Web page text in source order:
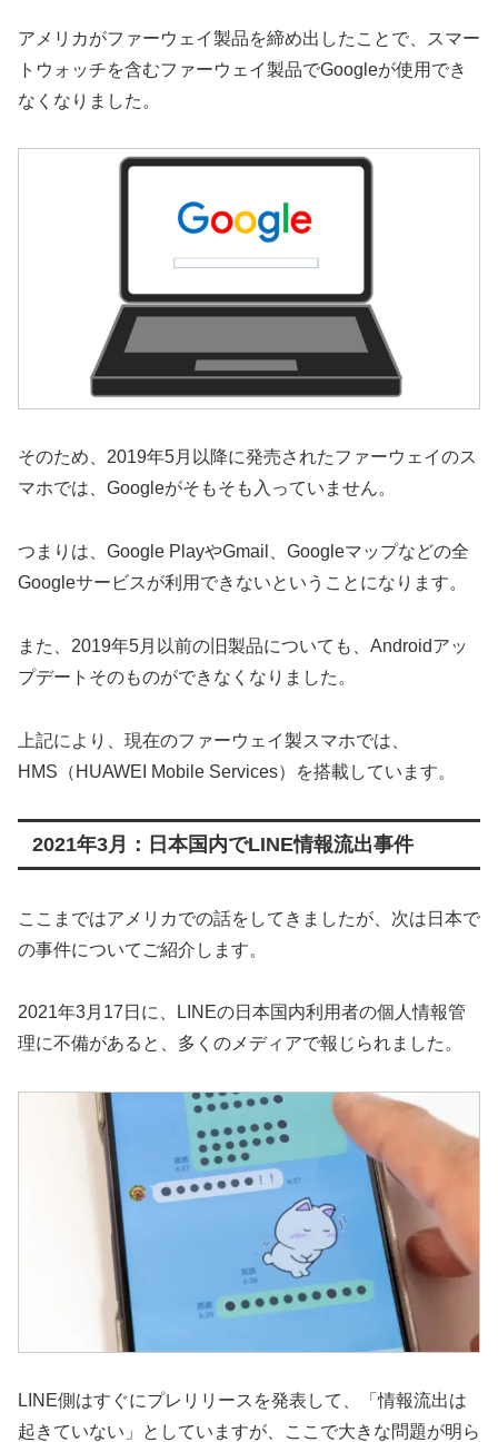
アメリカがファーウェイ製品を締め出したことで、スマー
トウォッチを含むファーウェイ製品でGoogleが使用でき
なくなりました。
そのため、2019年5月以降に発売されたファーウェイのス
マホでは、Googleがそもそも入っていません。
つまりは、Google PlayやGmail、Googleマップなどの全
Googleサービスが利用できないということになります。
また、2019年5月以前の旧製品についても、Androidアッ
プデートそのものができなくなりました。
上記により、現在のファーウェイ製スマホでは、
HMS（HUAWEI Mobile Services）を搭載しています。
2021年3月：日本国内でLINE情報流出事件
ここまではアメリカでの話をしてきましたが、次は日本で
の事件についてご紹介します。
2021年3月17日に、LINEの日本国内利用者の個人情報管
理に不備があると、多くのメディアで報じられました。
LINE側はすぐにプレリリースを発表して、「情報流出は
起きていない」としていますが、ここで大きな問題が明ら